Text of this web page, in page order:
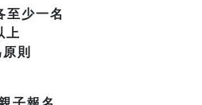
至少一名
上
則